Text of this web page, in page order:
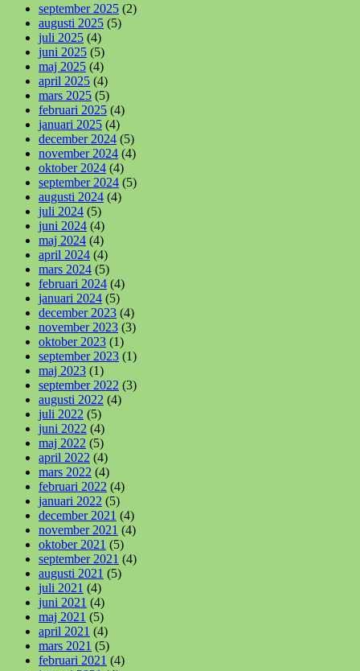
september 2025 (2)
augusti 2025 (5)
juli 2025 (4)
juni 2025 (5)
maj 2025 (4)
april 2025 (4)
mars 2025 (5)
februari 2025 (4)
januari 2025 (4)
december 2024 (5)
november 2024 (4)
oktober 2024 (4)
september 2024 (5)
augusti 2024 (4)
juli 2024 (5)
juni 2024 (4)
maj 2024 (4)
april 2024 (4)
mars 2024 (5)
februari 2024 (4)
januari 2024 (5)
december 2023 (4)
november 2023 (3)
oktober 2023 (1)
september 2023 (1)
maj 2023 (1)
september 2022 (3)
augusti 2022 (4)
juli 2022 (5)
juni 2022 (4)
maj 2022 (5)
april 2022 (4)
mars 2022 (4)
februari 2022 (4)
januari 2022 (5)
december 2021 (4)
november 2021 (4)
oktober 2021 (5)
september 2021 (4)
augusti 2021 (5)
juli 2021 (4)
juni 2021 (4)
maj 2021 (5)
april 2021 (4)
mars 2021 (5)
februari 2021 (4)